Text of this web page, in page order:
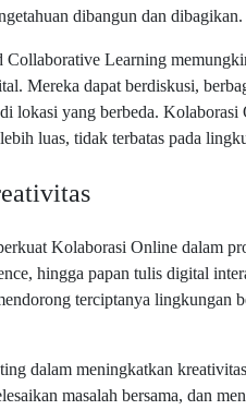
dibangun dan dibagikan.
Learning
Mereka dapat berdiskusi,
lokasi yang berbeda.
luas, tidak terbatas pada
Kolaborasi Online dalam
hingga papan tulis digital
terciptanya lingkungan
dalam meningkatkan
masalah bersama, dan